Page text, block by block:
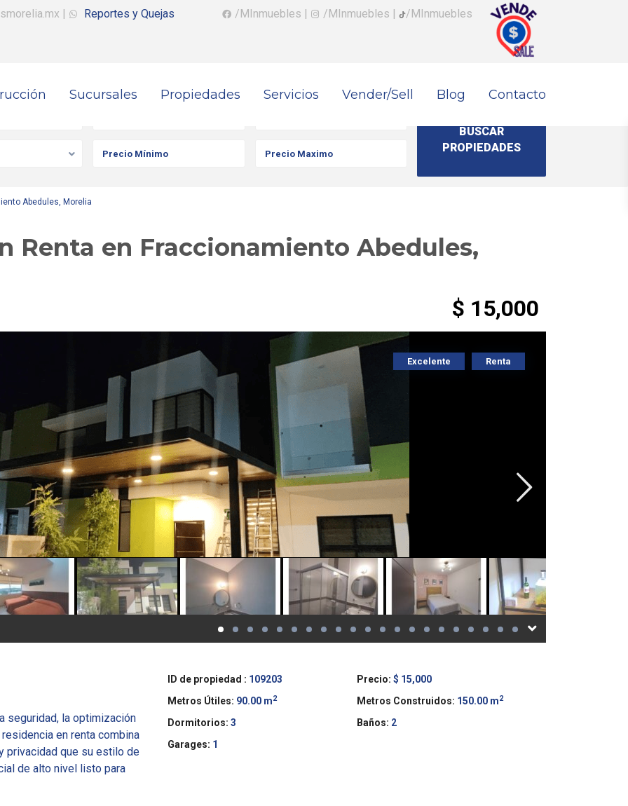
| Reportes y Quejas /MInmuebles | /MInmuebles | /MInmuebles
Sucursales Propiedades Servicios Vender/Sell Blog Contacto
Abedules, Morelia
Renta en Fraccionamiento Abedules,
$ 15,000
Excelente Renta
seguridad, la optimización
en renta combina
privacidad que su estilo de
de alto nivel listo para
ID de propiedad : 109203 Precio: $ 15,000
Metros Útiles: 90.00 m2 Metros Construidos: 150.00 m2
Dormitorios: 3 Baños: 2
Garages: 1